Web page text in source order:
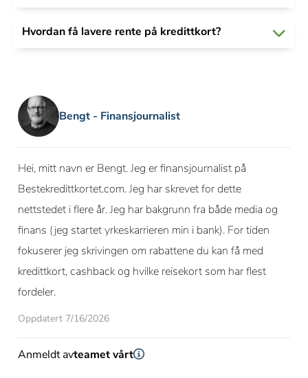
Hvordan få lavere rente på kredittkort?
Bengt - Finansjournalist
Hei, mitt navn er Bengt. Jeg er finansjournalist på
Bestekredittkortet.com. Jeg har skrevet for dette
nettstedet i flere år. Jeg har bakgrunn fra både media og
finans (jeg startet yrkeskarrieren min i bank). For tiden
fokuserer jeg skrivingen om rabattene du kan få med
kredittkort, cashback og hvilke reisekort som har flest
fordeler.
Oppdatert 7/16/2026
Anmeldt avteamet vårt